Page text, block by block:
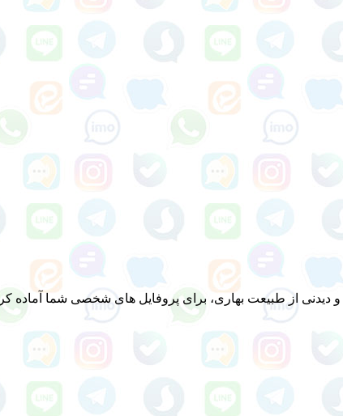
دیدنی از طبیعت بهاری، برای پروفایل های شخصی شما آماده